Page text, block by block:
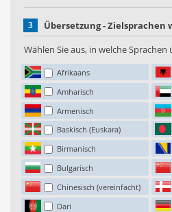
3
Übersetzung - Zielsprachen
Wählen Sie aus, in welche
Afrikaans
Amharisch
Armenisch
Baskisch (Euskara)
Birmanisch
Bulgarisch
Chinesisch (vereinfacht)
Dari